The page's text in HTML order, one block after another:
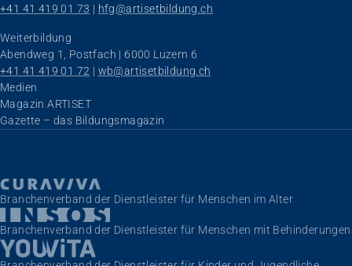
+41 41 419 01 73 | hfg@artisetbildung.ch
Weiterbildung
Abendweg 1, Postfach | 6000 Luzern 6
+41 41 419 01 72 | wb@artisetbildung.ch
Navigation überspringen
Medien
Magazin ARTISET
Gazette – das Bildungsmagazin
Branchenverband der Dienstleister für Menschen im Alter
Branchenverband der Dienstleister für Menschen mit Behinderungen